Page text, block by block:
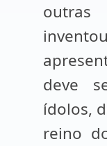
deve
ídolos,
reino